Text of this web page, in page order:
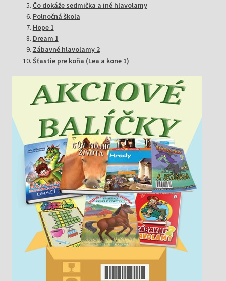
Čo dokáže sedmička a iné hlavolamy
Polnočná škola
Hope 1
Dream 1
Zábavné hlavolamy 2
Šťastie pre koňa (Lea a kone 1)